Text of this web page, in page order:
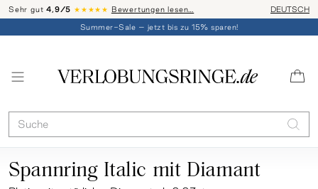
Sehr gut4,9/5 ★★★★★ Bewertungen lesen… Telefon-
DEUTSCH
Summer-Sale – jetzt bis zu 15% sparen!
Spannring Italic mit Diamant